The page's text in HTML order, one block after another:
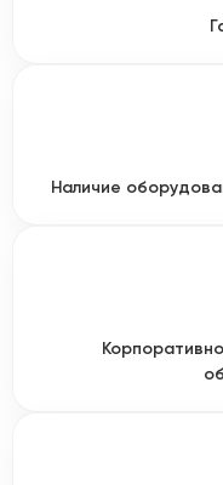
Наличие